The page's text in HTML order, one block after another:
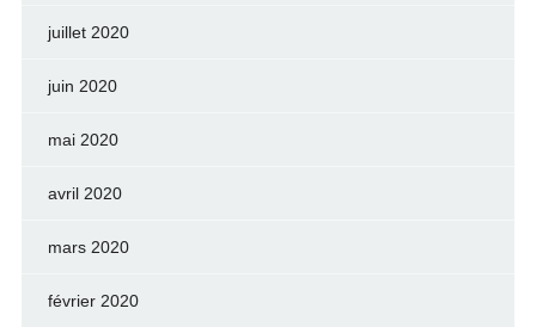
juillet 2020
juin 2020
mai 2020
avril 2020
mars 2020
février 2020